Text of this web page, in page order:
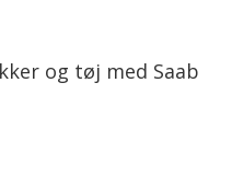
og tøj med Saab